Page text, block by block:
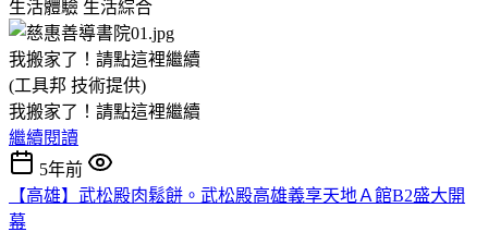
生活體驗 生活綜合
我搬家了！請點這裡繼續
(工具邦 技術提供)
我搬家了！請點這裡繼續
繼續閱讀
5年前
【高雄】武松殿肉鬆餅。武松殿高雄義享天地Ａ館B2盛大開
幕